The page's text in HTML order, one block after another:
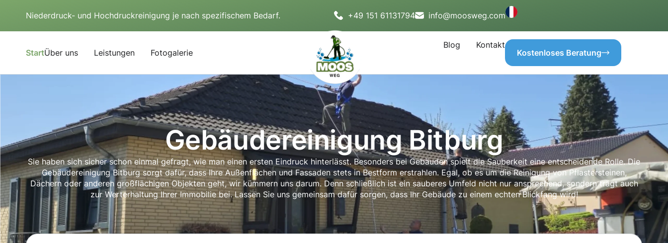
Niederdruck- und Hochdruckreinigung je nach spezifischem Bedarf. +49 151 61131794 info@moosweg.com
StartÜber uns Leistungen Fotogalerie
Blog
Kontakt
Kostenloses Beratung
Gebäudereinigung Bitburg
Sie haben sich sicher schon einmal gefragt, wie man einen ersten Eindruck hinterlässt. Besonders bei Gebäuden spielt die Sauberkeit eine entscheidende Rolle. Die
Gebäudereinigung Bitburg sorgt dafür, dass Ihre Außenflächen und Fassaden stets in Bestform erstrahlen. Egal, ob es um die Reinigung von Pflastersteinen,
Dächern oder anderen großflächigen Objekten geht, wir kümmern uns darum. Denn schließlich ist ein sauberes Umfeld nicht nur ansprechend, sondern trägt auch
zur Werterhaltung Ihrer Immobilie bei. Lassen Sie uns gemeinsam dafür sorgen, dass Ihr Gebäude zu einem echten Blickfang wird!